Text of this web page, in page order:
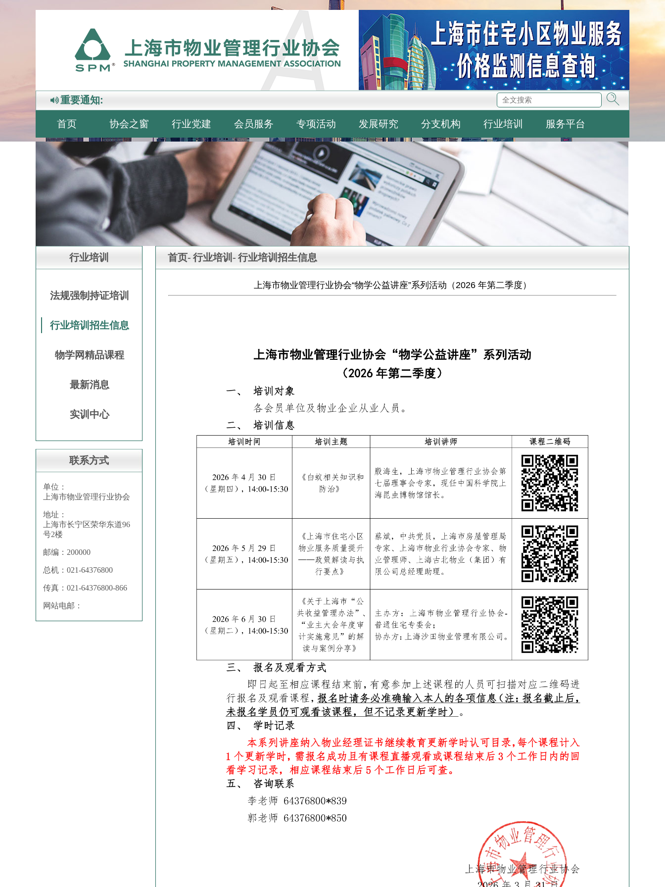
重要通知:
首页 协会之窗 行业党建 会员服务 专项活动 发展研究 分支机构 行业培训 服务平台
行业培训
法规强制持证培训
行业培训招生信息
物学网精品课程
最新消息
实训中心
联系方式
单位：
上海市物业管理行业协会
地址：
上海市长宁区荣华东道96
号2楼
邮编：200000
总机：021-64376800
传真：021-64376800-866
网站电邮：
首页- 行业培训- 行业培训招生信息
上海市物业管理行业协会“物学公益讲座”系列活动（2026 年第二季度）